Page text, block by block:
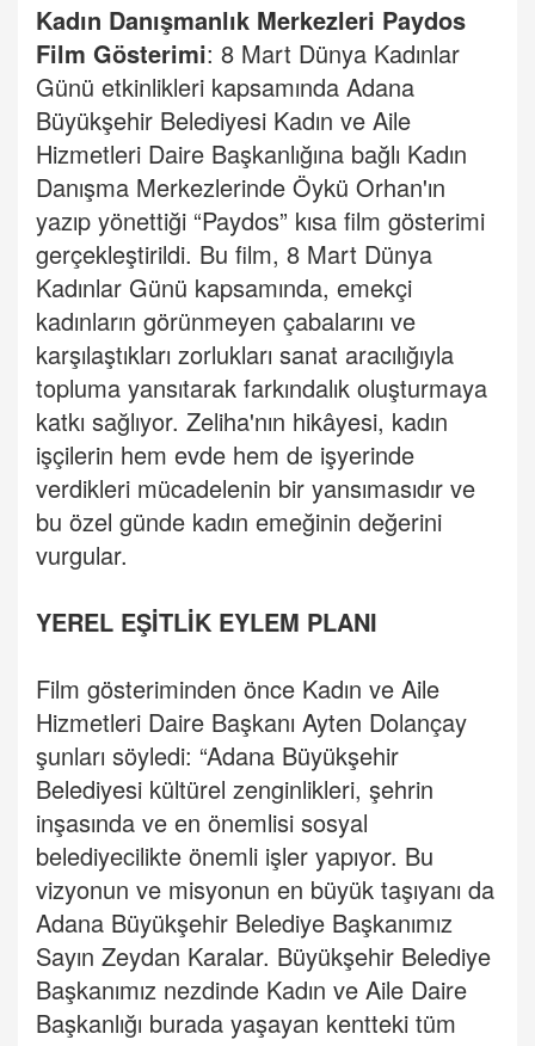
Kadın Danışmanlık Merkezleri Paydos
Film Gösterimi: 8 Mart Dünya Kadınlar
Günü etkinlikleri kapsamında Adana
Büyükşehir Belediyesi Kadın ve Aile
Hizmetleri Daire Başkanlığına bağlı Kadın
Danışma Merkezlerinde Öykü Orhan'ın
yazıp yönettiği “Paydos” kısa film gösterimi
gerçekleştirildi. Bu film, 8 Mart Dünya
Kadınlar Günü kapsamında, emekçi
kadınların görünmeyen çabalarını ve
karşılaştıkları zorlukları sanat aracılığıyla
topluma yansıtarak farkındalık oluşturmaya
katkı sağlıyor. Zeliha'nın hikâyesi, kadın
işçilerin hem evde hem de işyerinde
verdikleri mücadelenin bir yansımasıdır ve
bu özel günde kadın emeğinin değerini
vurgular.
YEREL EŞİTLİK EYLEM PLANI
Film gösteriminden önce Kadın ve Aile
Hizmetleri Daire Başkanı Ayten Dolançay
şunları söyledi: “Adana Büyükşehir
Belediyesi kültürel zenginlikleri, şehrin
inşasında ve en önemlisi sosyal
belediyecilikte önemli işler yapıyor. Bu
vizyonun ve misyonun en büyük taşıyanı da
Adana Büyükşehir Belediye Başkanımız
Sayın Zeydan Karalar. Büyükşehir Belediye
Başkanımız nezdinde Kadın ve Aile Daire
Başkanlığı burada yaşayan kentteki tüm